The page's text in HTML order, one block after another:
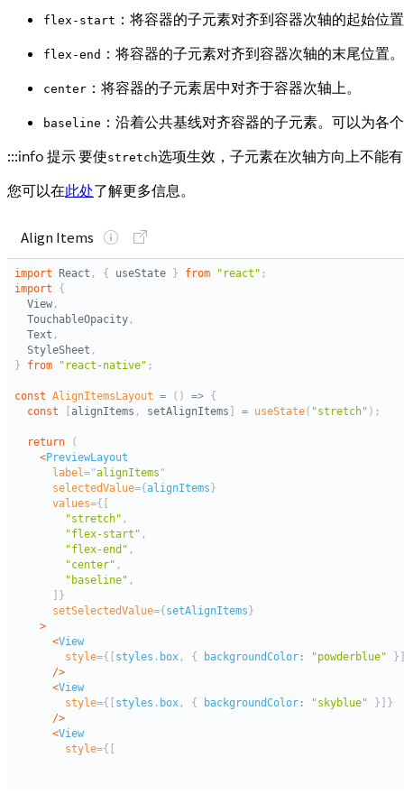
flex-start ：将容器的子元素对齐到容器次轴的起始位
flex-end ：将容器的子元素对齐到容器次轴的末尾位置。
center ：将容器的子元素居中对齐于容器次轴上。
baseline ：沿着公共基线对齐容器的子元素。可以为各
:::info 提示 要使stretch选项生效，子元素在次轴方向上不能
您可以在此处了解更多信息。